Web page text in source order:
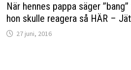
När hennes pappa säger
hon skulle reagera så HÄR –
27 juni, 2016